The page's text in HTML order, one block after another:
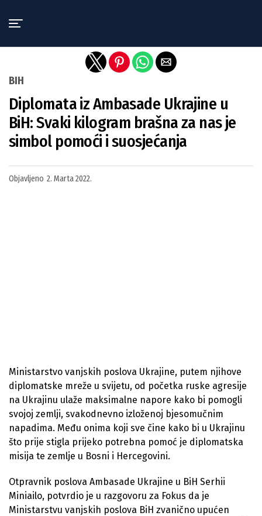
BIH
Diplomata iz Ambasade Ukrajine u
BiH: Svaki kilogram brašna za nas je
simbol pomoći i suosjećanja
Objavljeno 2. Marta 2022.
Ministarstvo vanjskih poslova Ukrajine, putem njihove
diplomatske mreže u svijetu, od početka ruske agresije
na Ukrajinu ulaže maksimalne napore kako bi pomogli
svojoj zemlji, svakodnevno izloženoj bjesomučnim
napadima. Među onima koji sve čine kako bi u Ukrajinu
što prije stigla prijeko potrebna pomoć je diplomatska
misija te zemlje u Bosni i Hercegovini.
Otpravnik poslova Ambasade Ukrajine u BiH Serhii
Miniailo, potvrdio je u razgovoru za Fokus da je
Ministarstvu vanjskih poslova BiH zvanično upućen